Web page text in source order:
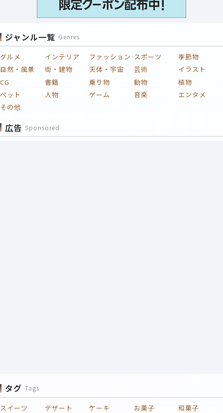
ジャンル一覧 Genres
グルメ インテリア ファッション スポーツ
季節物
自然・風景
街・建物 天体・宇宙 芸術
イラスト
CG
書籍 乗り物 動物
植物
ペット
人物 ゲーム 音楽
エンタメ
その他
広告 Sponsored
タグ Tags
スイーツ デザート ケーキ お菓子
和菓子